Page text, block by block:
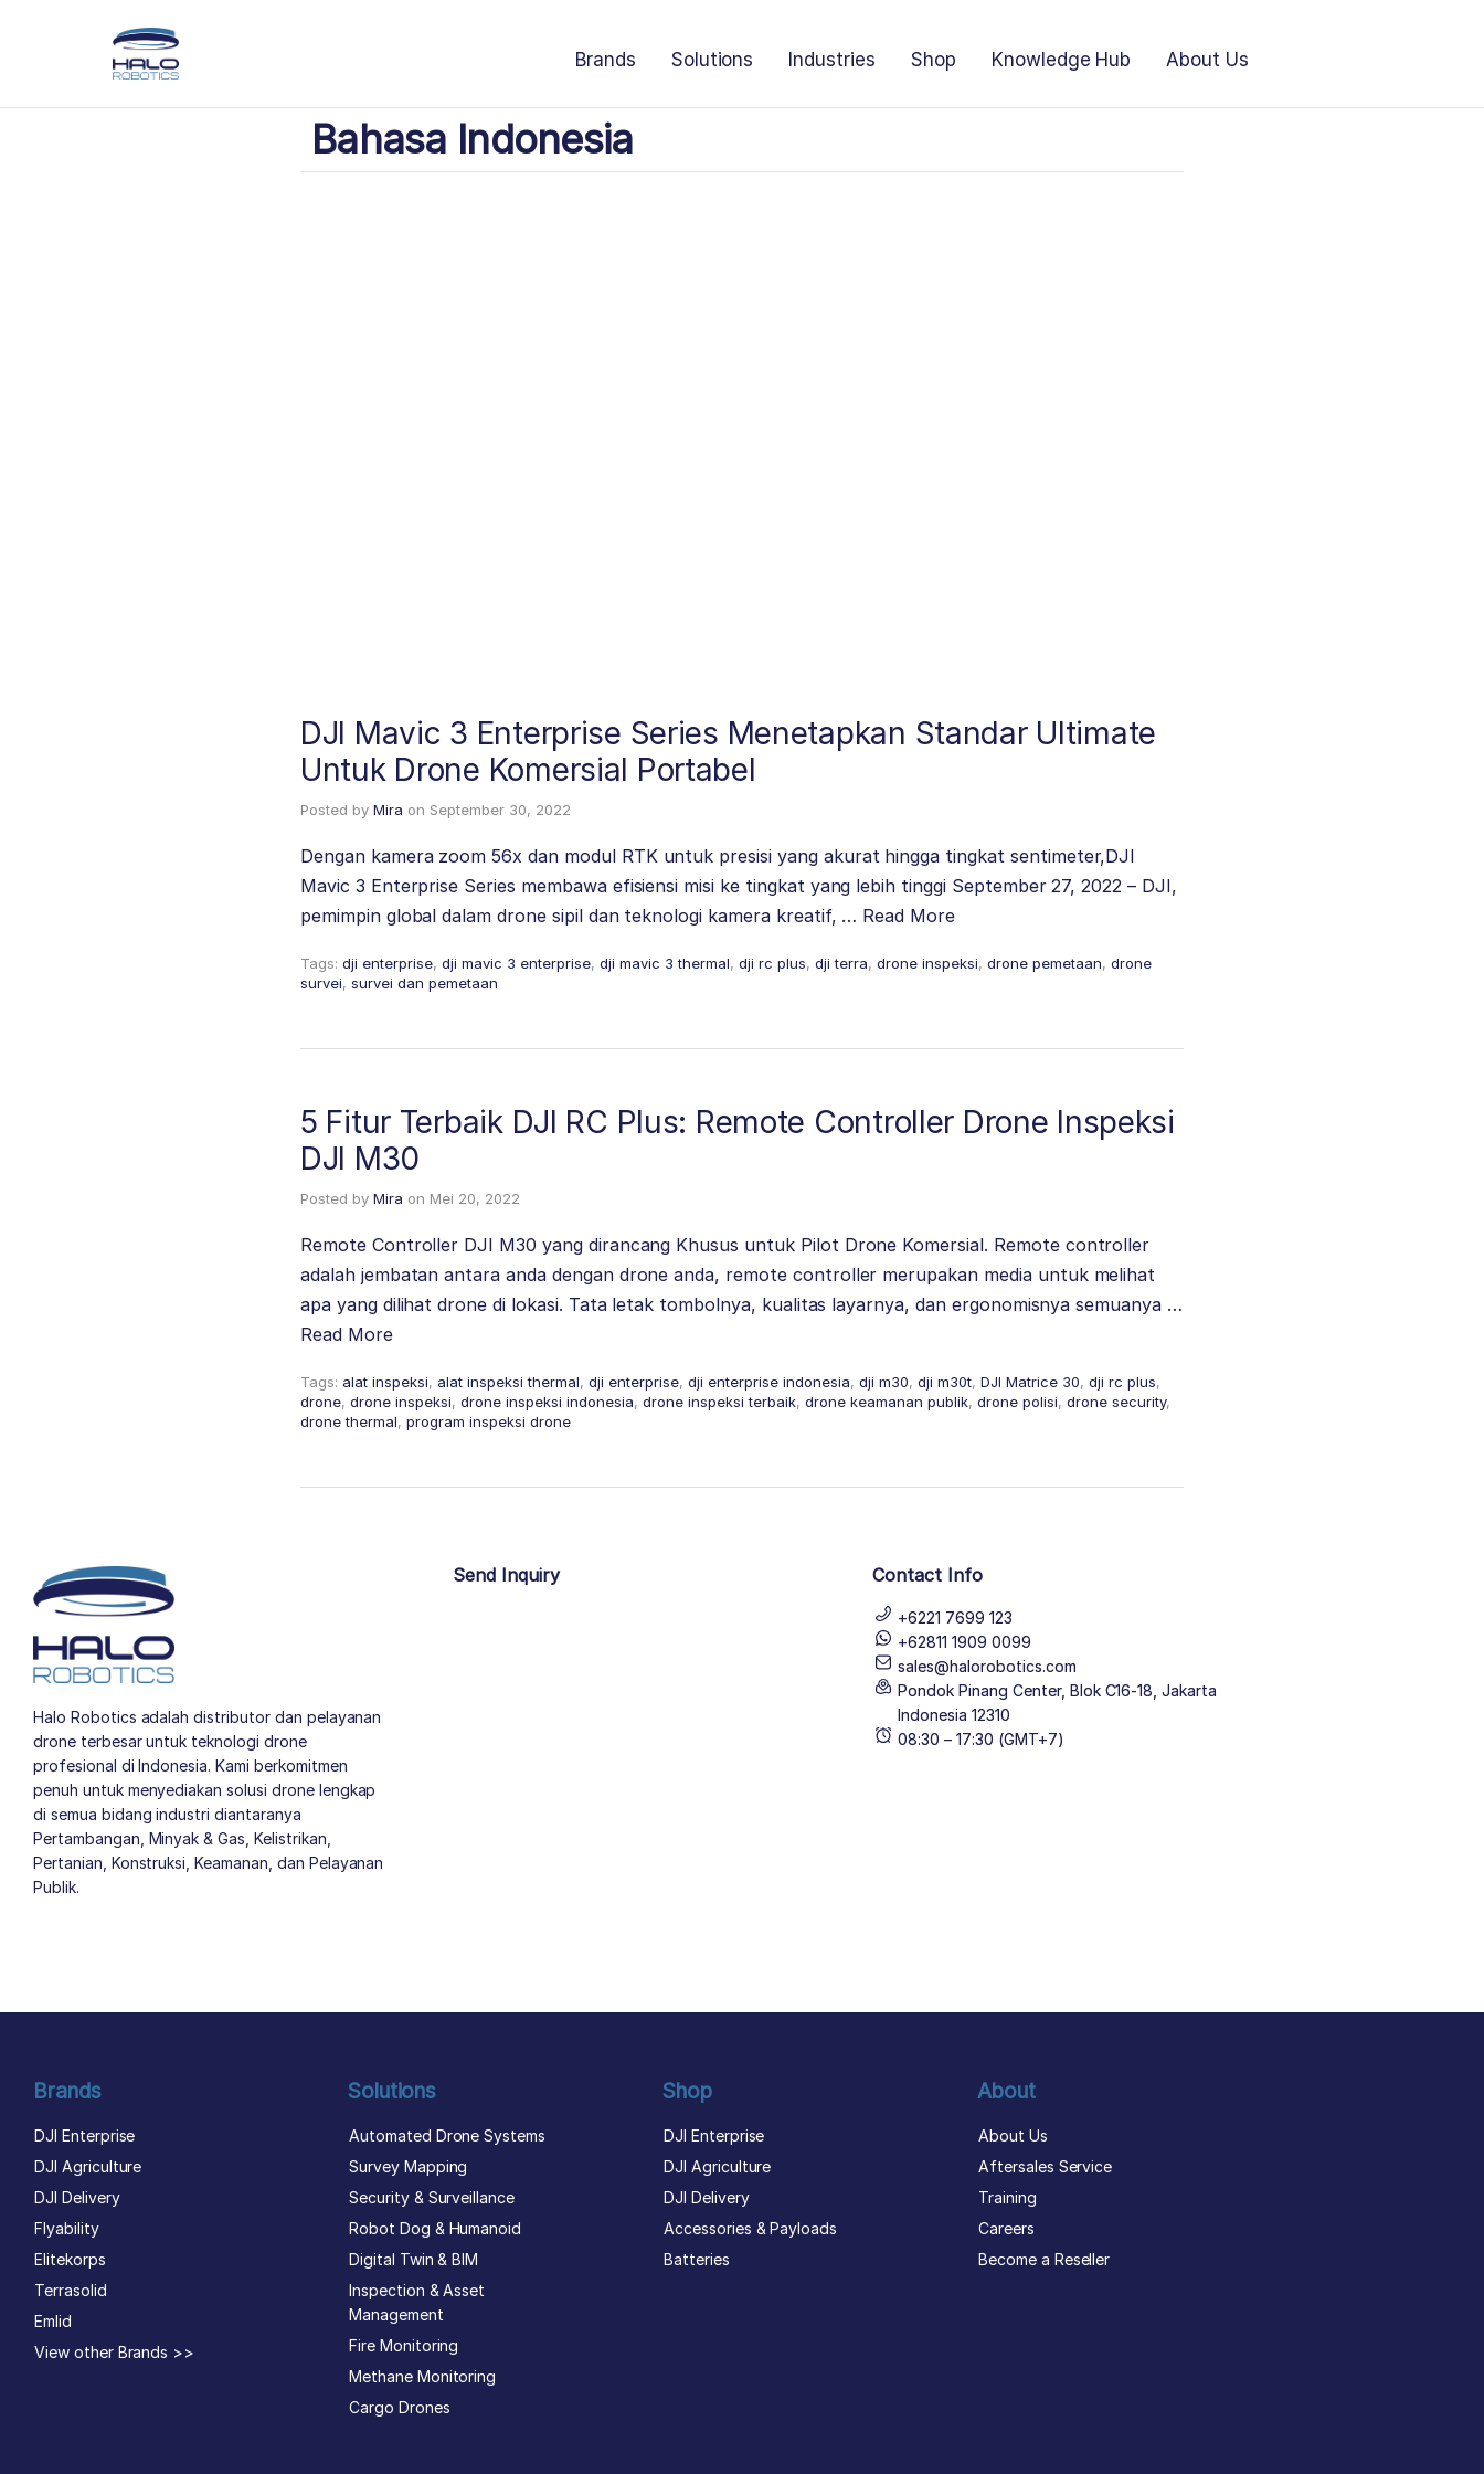
Brands Solutions Industries Shop Knowledge Hub About Us
Bahasa Indonesia
DJI Mavic 3 Enterprise Series Menetapkan Standar Ultimate
Untuk Drone Komersial Portabel
Posted by Mira on September 30, 2022
Dengan kamera zoom 56x dan modul RTK untuk presisi yang akurat hingga tingkat sentimeter,DJI
Mavic 3 Enterprise Series membawa efisiensi misi ke tingkat yang lebih tinggi September 27, 2022 – DJI,
pemimpin global dalam drone sipil dan teknologi kamera kreatif, … Read More
Tags: dji enterprise, dji mavic 3 enterprise, dji mavic 3 thermal, dji rc plus, dji terra, drone inspeksi, drone pemetaan, drone
survei, survei dan pemetaan
5 Fitur Terbaik DJI RC Plus: Remote Controller Drone Inspeksi
DJI M30
Posted by Mira on Mei 20, 2022
Remote Controller DJI M30 yang dirancang Khusus untuk Pilot Drone Komersial. Remote controller
adalah jembatan antara anda dengan drone anda, remote controller merupakan media untuk melihat
apa yang dilihat drone di lokasi. Tata letak tombolnya, kualitas layarnya, dan ergonomisnya semuanya …
Read More
Tags: alat inspeksi, alat inspeksi thermal, dji enterprise, dji enterprise indonesia, dji m30, dji m30t, DJI Matrice 30, dji rc plus,
drone, drone inspeksi, drone inspeksi indonesia, drone inspeksi terbaik, drone keamanan publik, drone polisi, drone security,
drone thermal, program inspeksi drone
Halo Robotics adalah distributor dan pelayanan
drone terbesar untuk teknologi drone
profesional di Indonesia. Kami berkomitmen
penuh untuk menyediakan solusi drone lengkap
di semua bidang industri diantaranya
Pertambangan, Minyak & Gas, Kelistrikan,
Pertanian, Konstruksi, Keamanan, dan Pelayanan
Publik.
Send Inquiry Contact Info
+6221 7699 123
+62811 1909 0099
sales@halorobotics.com
Pondok Pinang Center, Blok C16-18, Jakarta
Indonesia 12310
08:30 – 17:30 (GMT+7)
Brands
DJI Enterprise
DJI Agriculture
DJI Delivery
Flyability
Elitekorps
Terrasolid
Emlid
View other Brands >>
Solutions
Automated Drone Systems
Survey Mapping
Security & Surveillance
Robot Dog & Humanoid
Digital Twin & BIM
Inspection & Asset
Management
Fire Monitoring
Methane Monitoring
Cargo Drones
Shop
DJI Enterprise
DJI Agriculture
DJI Delivery
Accessories & Payloads
Batteries
About
About Us
Aftersales Service
Training
Careers
Become a Reseller